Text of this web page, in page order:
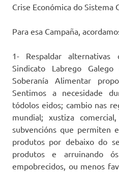
Crise Económica do Sistema
Para esa Campaña,
1- Respaldar
Sindicato Labrego
Soberanía Alimentar
Sentimos a necesidade
tódolos eidos; cambio nas
mundial; xustiza
subvencións que permiten
produtos por debaixo do
produtos e arruinando
empobrecidos, ou menos